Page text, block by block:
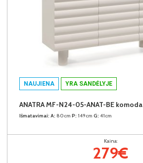
NAUJIENA YRA SANDĖLYJE
ANATRA MF-N24-05-ANAT-BE komoda
Išmatavimai: A: 80cm P: 149cm G: 41cm
Kaina:
279€